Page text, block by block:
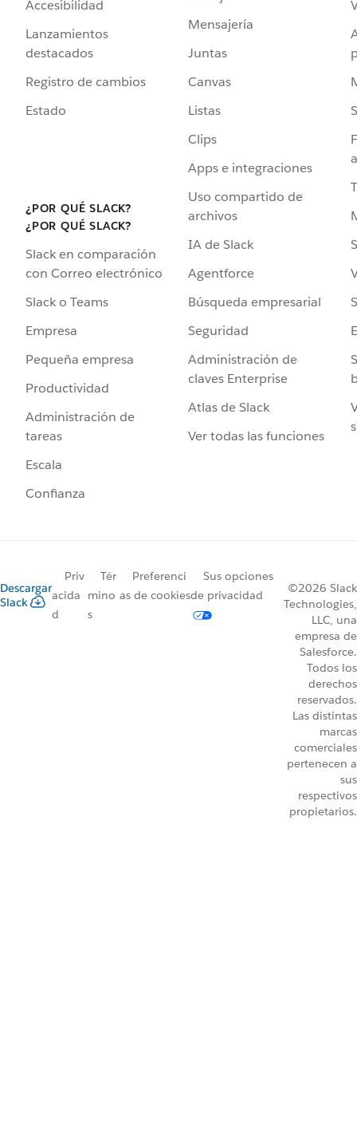
Accesibilidad
Lanzamientos
destacados
Registro de cambios
Estado
¿POR QUÉ SLACK?
¿POR QUÉ SLACK?
Slack en comparación
con Correo electrónico
Slack o Teams
Empresa
Pequeña empresa
Productividad
Administración de
tareas
Escala
Confianza
Mensajería
Juntas
Canvas
Listas
Clips
Apps e integraciones
Uso compartido de
archivos
IA de Slack
Agentforce
Búsqueda empresarial
Seguridad
Administración de
claves Enterprise
Atlas de Slack
Ver todas las funciones
Descargar
Slack
Priv
acida
d
Tér
mino
s
Preferenci
as de cookies
Sus opciones
de privacidad
©2026 Slack
Technologies,
LLC, una
empresa de
Salesforce.
Todos los
derechos
reservados.
Las distintas
marcas
comerciales
pertenecen a
sus
respectivos
propietarios.